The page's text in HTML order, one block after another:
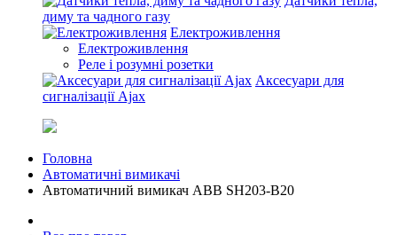
диму та чадного газу
Електроживлення
Електроживлення
Реле і розумні розетки
Аксесуари для
сигналізації Ajax
Головна
Автоматичні вимикачі
Автоматичний вимикач ABB SH203-B20